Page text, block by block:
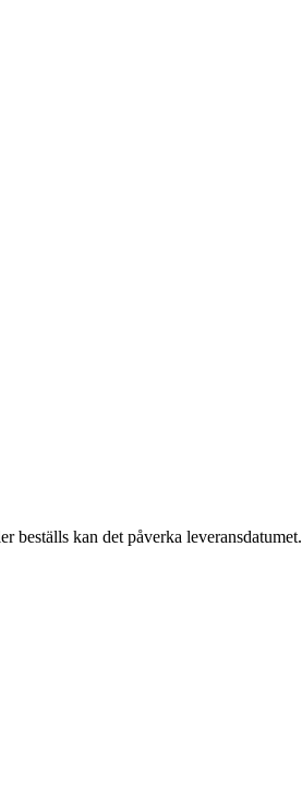
beställs kan det påverka leveransdatumet.